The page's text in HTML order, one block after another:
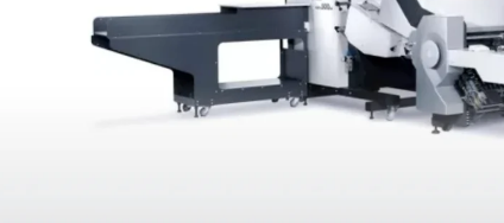
چاپ تجاری و اداری
چاپ افست و اقلام اداری